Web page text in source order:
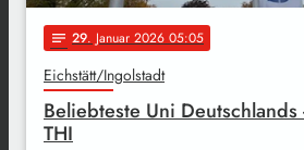
notes 29. Januar 2026 05:05
Eichstätt/Ingolstadt
Beliebteste Uni
THI